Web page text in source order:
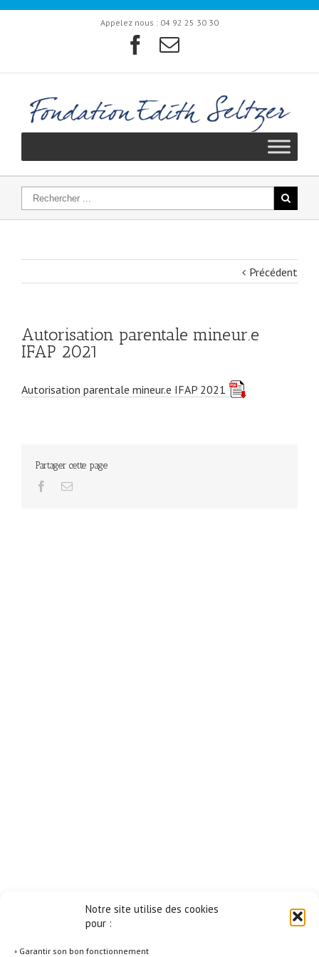
Notre site utilise des cookies
pour :
◦ Garantir son bon fonctionnement
Appelez nous : 04 92 25 30 30
Précédent
Autorisation parentale mineur.e
IFAP 2021
Autorisation parentale mineur.e IFAP 2021
Partager cette page